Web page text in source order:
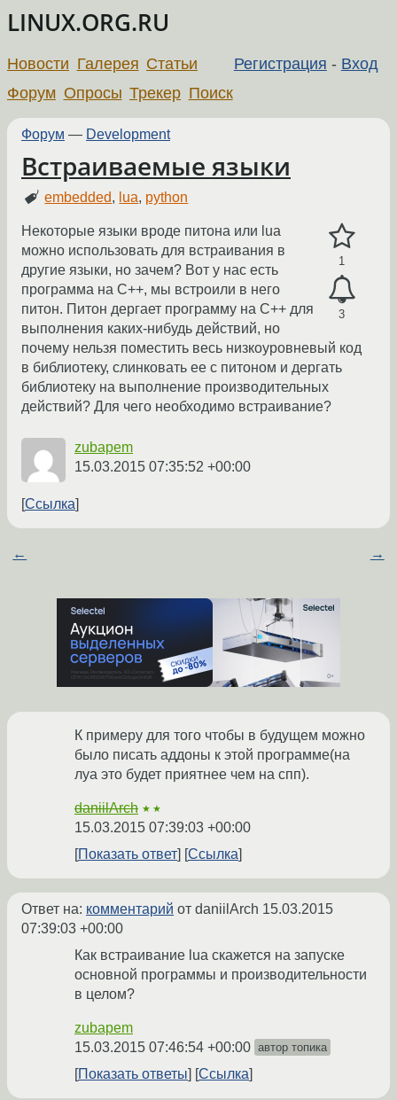
LINUX.ORG.RU
Регистрация - Вход
Новости Галерея Статьи
Форум Опросы Трекер Поиск
Форум — Development
Встраиваемые языки
embedded, lua, python
1
3
Некоторые языки вроде питона или lua
можно использовать для встраивания в
другие языки, но зачем? Вот у нас есть
программа на C++, мы встроили в него
питон. Питон дергает программу на C++ для
выполнения каких-нибудь действий, но
почему нельзя поместить весь низкоуровневый код
в библиотеку, слинковать ее с питоном и дергать
библиотеку на выполнение производительных
действий? Для чего необходимо встраивание?
zubapem
15.03.2015 07:35:52 +00:00
Ссылка
← →
К примеру для того чтобы в будущем можно
было писать аддоны к этой программе(на
луа это будет приятнее чем на спп).
daniilArch ★★
15.03.2015 07:39:03 +00:00
Показать ответ
Ссылка
Ответ на: комментарий от daniilArch 15.03.2015
07:39:03 +00:00
Как встраивание lua скажется на запуске
основной программы и производительности
в целом?
zubapem
15.03.2015 07:46:54 +00:00 автор топика
Показать ответы Ссылка